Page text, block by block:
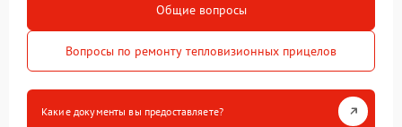
Общие вопросы
Вопросы по ремонту тепловизионных прицелов
Какие документы вы предоставляете?